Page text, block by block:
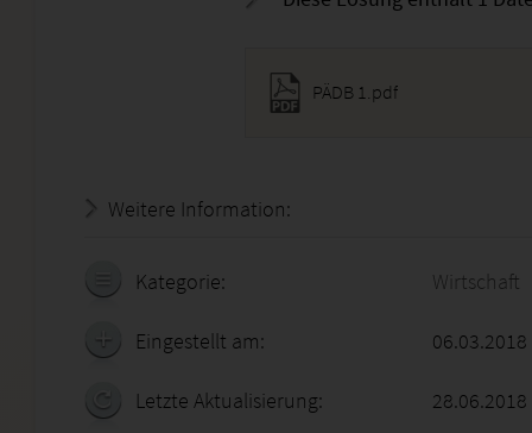
PÄDB 1.pdf
Weitere Information:
Kategorie: Wirtschaft
Eingestellt am:
Letzte Aktualisierung: 28.06.2018